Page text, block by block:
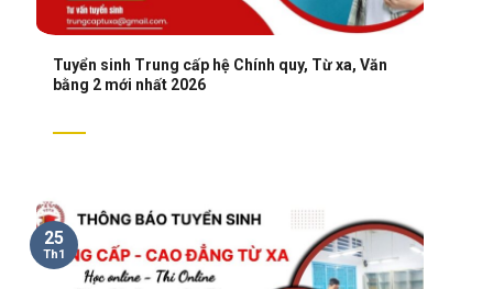
Tuyển sinh Trung cấp hệ Chính quy, Từ xa, Văn
bằng 2 mới nhất 2026
25
Th1